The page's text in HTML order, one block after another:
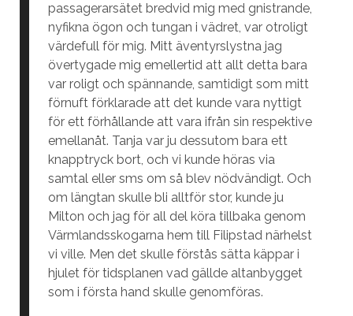
passagerarsätet bredvid mig med gnistrande,
nyfikna ögon och tungan i vädret, var otroligt
värdefull för mig. Mitt äventyrslystna jag
övertygade mig emellertid att allt detta bara
var roligt och spännande, samtidigt som mitt
förnuft förklarade att det kunde vara nyttigt
för ett förhållande att vara ifrån sin respektive
emellanåt. Tanja var ju dessutom bara ett
knapptryck bort, och vi kunde höras via
samtal eller sms om så blev nödvändigt. Och
om längtan skulle bli alltför stor, kunde ju
Milton och jag för all del köra tillbaka genom
Värmlandsskogarna hem till Filipstad närhelst
vi ville. Men det skulle förstås sätta käppar i
hjulet för tidsplanen vad gällde altanbygget
som i första hand skulle genomföras.